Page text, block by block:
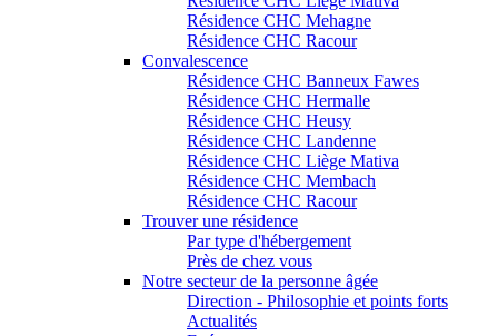
Résidence CHC Mehagne
Résidence CHC Racour
Convalescence
Résidence CHC Banneux Fawes
Résidence CHC Hermalle
Résidence CHC Heusy
Résidence CHC Landenne
Résidence CHC Liège Mativa
Résidence CHC Membach
Résidence CHC Racour
Trouver une résidence
Par type d'hébergement
Près de chez vous
Notre secteur de la personne âgée
Direction - Philosophie et points forts
Actualités